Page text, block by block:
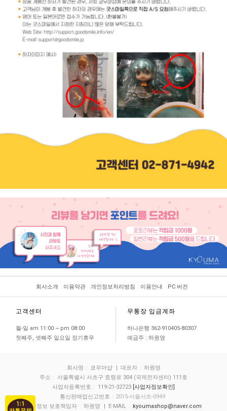
회사소개 이용약관 개인정보처리방침 이용안내 PC 버전
고객센터
월-일 am 11:00 ~ pm 08:00
첫째주, 셋째주 일요일 정기휴무
무통장 입금계좌
하나은행 362-910405-80307
예금주 : 하원영
회사명 : 쿄우마샵 | 대표자 : 하원영
주소 : 서울특별시 서초구 효령로 304 (국제전자센터) 111호
사업자등록번호 : 119-21-32723 [사업자정보확인]
통신판매업신고번호 : 2015-서울서초-0949
개인정보 보호책임자 : 하원영 | E-MAIL : kyoumashop@naver.com